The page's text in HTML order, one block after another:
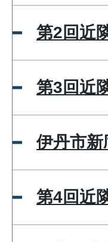
第2回近
第3回近
伊丹市新
第4回近